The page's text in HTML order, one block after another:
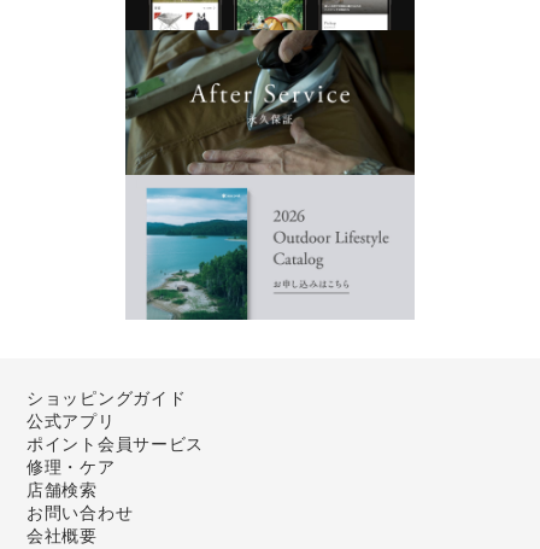
ショッピングガイド
公式アプリ
ポイント会員サービス
修理・ケア
店舗検索
お問い合わせ
会社概要